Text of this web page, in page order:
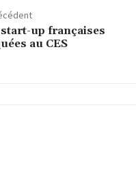
up françaises
au CES